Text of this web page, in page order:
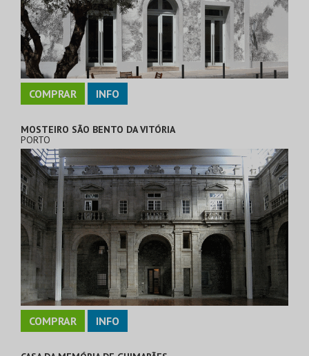
COMPRAR INFO
MOSTEIRO SÃO BENTO DA VITÓRIA
PORTO
COMPRAR INFO